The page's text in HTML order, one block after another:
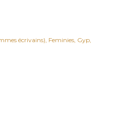
écrivains) Feminies Gyp